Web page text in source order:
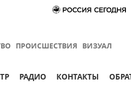
ПРОИСШЕСТВИЯ ВИЗУАЛ
РАДИО КОНТАКТЫ